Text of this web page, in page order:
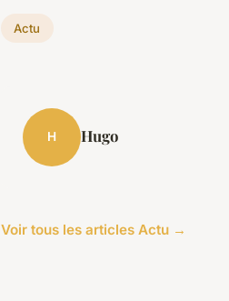
Actu
H Hugo
Voir tous les articles Actu →